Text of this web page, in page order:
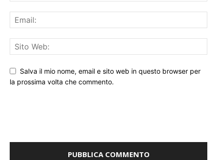
Salva il mio nome, email e sito web in questo browser per
la prossima volta che commento.